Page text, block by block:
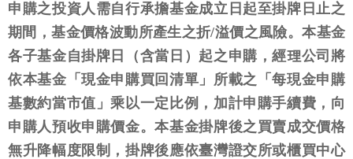
申購之投資人需自行承擔基金成立日起至掛牌日止之
期間，基金價格波動所產生之折/溢價之風險。本基金
各子基金自掛牌日（含當日）起之申購，經理公司將
依本基金「現金申購買回清單」所載之「每現金申購
基數約當市值」乘以一定比例，加計申購手續費，向
申購人預收申購價金。本基金掛牌後之買賣成交價格
無升降幅度限制，掛牌後應依臺灣證交所或櫃買中心